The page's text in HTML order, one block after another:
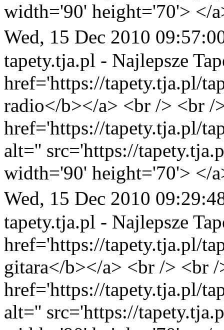
width='90' height='70'> </
Wed, 15 Dec 2010
tapety.tja.pl - Najlepsze
href='https://tapety.tja.pl/
radio</b></a> <br /> <br /
href='https://tapety.tja.pl/
alt='' src='https://
width='90' height='70'> </
Wed, 15 Dec 2010
tapety.tja.pl - Najlepsze
href='https://tapety.tja.pl/
gitara</b></a> <br /> <br
href='https://tapety.tja.pl/
alt='' src='https://